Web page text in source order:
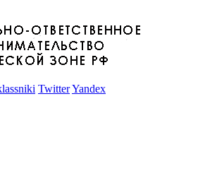
TwitterYandex